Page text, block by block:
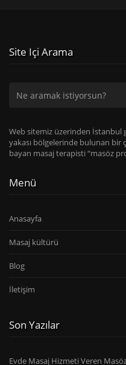
Site Içi Arama
Web sitemiz üzerinden İstanbul
yakası bölgelerinde bulunan
bayan masaj terapisti “masöz
Menü
Anasayfa
Masaj kültürü
Blog
İletişim
Son Yazılar
Evde Masaj Hizmeti Veren